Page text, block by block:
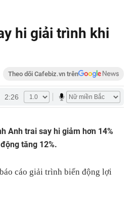
hi giải trình khi
Theo dõi Cafebiz.vn trên
2:26
Anh trai say hi giảm hơn 14%
tăng 12%.
cáo giải trình biến động lợi